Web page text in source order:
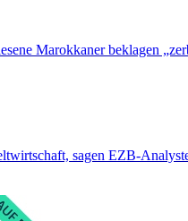
Marokkaner beklagen
sagen EZB-